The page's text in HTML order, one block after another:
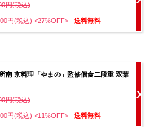
円(税込)
円(税込) <27%OFF> 送料無料
南 京料理「やまの」監修個食二段重 双葉
円(税込)
円(税込) <11%OFF> 送料無料